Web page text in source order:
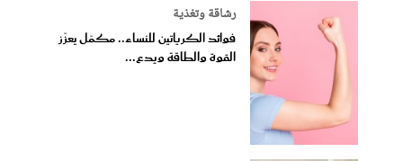
رشاقة وتغذية
فوائد الكرياتين للنساء.. مكمّل يعزّز
القوة والطاقة ويدع...